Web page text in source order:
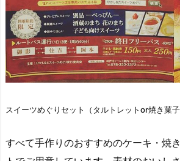
スイーツめぐりセット（タルトレットor焼き菓
すべて手作りのおすすめのケーキ・焼